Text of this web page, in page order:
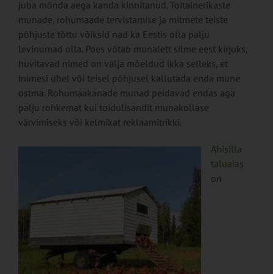
juba mõnda aega kanda kinnitanud. Toitainerikaste
munade, rohumaade tervistamise ja mitmete teiste
põhjuste tõttu võiksid nad ka Eestis olla palju
levinumad olla. Poes võtab munalett silme eest kirjuks,
huvitavad nimed on välja mõeldud ikka selleks, et
inimesi ühel või teisel põhjusel kallutada enda mune
ostma. Rohumaakanade munad peidavad endas aga
palju rohkemat kui toidulisandit munakollase
värvimiseks või kelmikat reklaamitrikki.
Ahisilla
taluaias
on